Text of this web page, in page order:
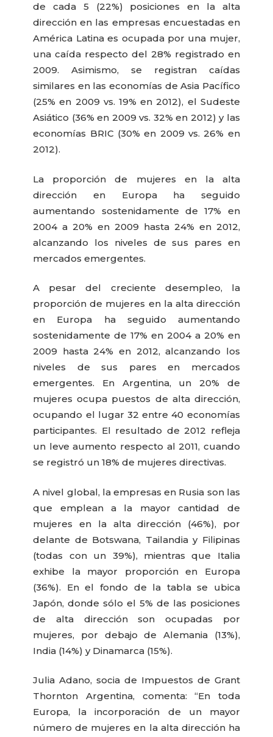
de cada 5 (22%) posiciones en la alta
dirección en las empresas encuestadas en
América Latina es ocupada por una mujer,
una caída respecto del 28% registrado en
2009. Asimismo, se registran caídas
similares en las economías de Asia Pacífico
(25% en 2009 vs. 19% en 2012), el Sudeste
Asiático (36% en 2009 vs. 32% en 2012) y las
economías BRIC (30% en 2009 vs. 26% en
2012).
La proporción de mujeres en la alta
dirección en Europa ha seguido
aumentando sostenidamente de 17% en
2004 a 20% en 2009 hasta 24% en 2012,
alcanzando los niveles de sus pares en
mercados emergentes.
A pesar del creciente desempleo, la
proporción de mujeres en la alta dirección
en Europa ha seguido aumentando
sostenidamente de 17% en 2004 a 20% en
2009 hasta 24% en 2012, alcanzando los
niveles de sus pares en mercados
emergentes. En Argentina, un 20% de
mujeres ocupa puestos de alta dirección,
ocupando el lugar 32 entre 40 economías
participantes. El resultado de 2012 refleja
un leve aumento respecto al 2011, cuando
se registró un 18% de mujeres directivas.
A nivel global, la empresas en Rusia son las
que emplean a la mayor cantidad de
mujeres en la alta dirección (46%), por
delante de Botswana, Tailandia y Filipinas
(todas con un 39%), mientras que Italia
exhibe la mayor proporción en Europa
(36%). En el fondo de la tabla se ubica
Japón, donde sólo el 5% de las posiciones
de alta dirección son ocupadas por
mujeres, por debajo de Alemania (13%),
India (14%) y Dinamarca (15%).
Julia Adano, socia de Impuestos de Grant
Thornton Argentina, comenta: “En toda
Europa, la incorporación de un mayor
número de mujeres en la alta dirección ha